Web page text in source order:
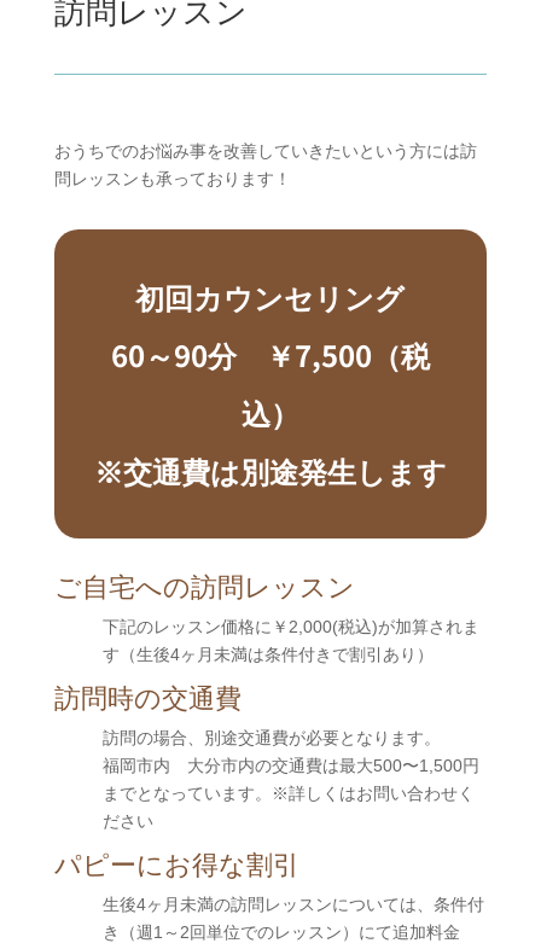
訪問レッスン
おうちでのお悩み事を改善していきたいという方には訪
問レッスンも承っております！
初回カウンセリング
60～90分
￥7,500 （税
込）
※交通費は別途発生します
ご自宅への訪問レッスン
下記のレッスン価格に￥2,000(税込)が加算されま
す（生後4ヶ月未満は条件付きで割引あり）
訪問時の交通費
訪問の場合、別途交通費が必要となります。
福岡市内 大分市内の交通費は最大500〜1,500円
までとなっています。※詳しくはお問い合わせく
ださい
パピーにお得な割引
生後4ヶ月未満の訪問レッスンについては、条件付
き（週1～2回単位でのレッスン）にて追加料金